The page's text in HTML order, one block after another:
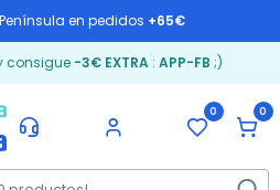
en pedidos +65€
consigue -3€ EXTRA: APP-FB ;)
0 0